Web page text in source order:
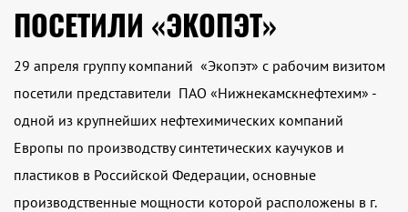
ПОСЕТИЛИ «ЭКОПЭТ»
29 апреля группу компаний «Экопэт» с рабочим визитом
посетили представители ПАО «Нижнекамскнефтехим» -
одной из крупнейших нефтехимических компаний
Европы по производству синтетических каучуков и
пластиков в Российской Федерации, основные
производственные мощности которой расположены в г.